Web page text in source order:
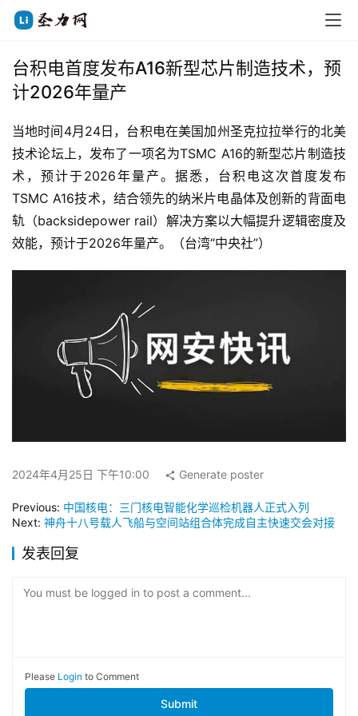
台积电首度发布A16新型芯片制造技术，预
计2026年量产
当地时间4月24日，台积电在美国加州圣克拉拉举行的北美
技术论坛上，发布了一项名为TSMC A16的新型芯片制造技
术，预计于2026年量产。据悉，台积电这次首度发布
TSMC A16技术，结合领先的纳米片电晶体及创新的背面电
轨（backsidepower rail）解决方案以大幅提升逻辑密度及
效能，预计于2026年量产。（台湾“中央社”）
2024年4月25日 下午10:00 Generate poster
Previous: 中国核电：三门核电智能化学巡检机器人正式入列
Next: 神舟十八号载人飞船与空间站组合体完成自主快速交会对接
发表回复
You must be logged in to post a comment...
Please Login to Comment
Submit